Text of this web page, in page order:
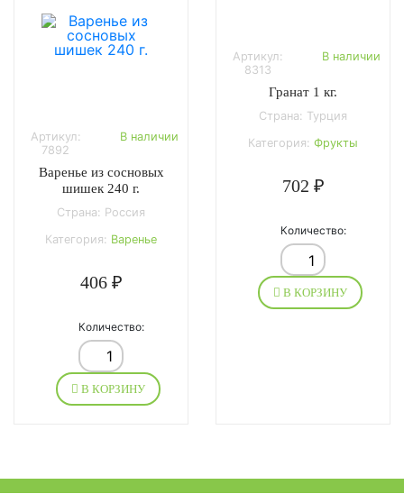
Артикул:
7892
В наличии
Варенье из сосновых
шишек 240 г.
Страна: Россия
Категория: Варенье
406 ₽
Количество:
В КОРЗИНУ
Артикул:
8313
В наличии
Гранат 1 кг.
Страна: Турция
Категория: Фрукты
702 ₽
Количество:
В КОРЗИНУ